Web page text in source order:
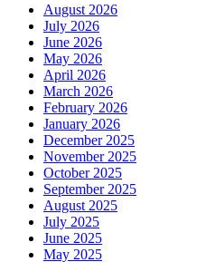
December 2025
November 2025
October 2025
September 2025
August 2025
July 2025
June 2025
May 2025
April 2025
March 2025
February 2025
January 2025
December 2024
November 2024
October 2024
September 2024